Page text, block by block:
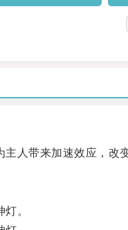
人带来加速效应，改变
。